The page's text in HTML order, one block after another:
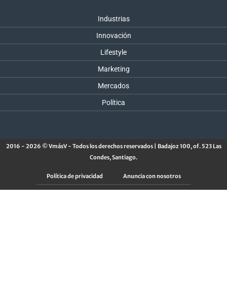
Industrias
Innovación
Lifestyle
Marketing
Mercados
Política
2016 - 2026 © VmásV - Todos los derechos reservados | Badajoz 100, of. 523 Las
Condes, Santiago.
Política de privacidad Anuncia con nosotros